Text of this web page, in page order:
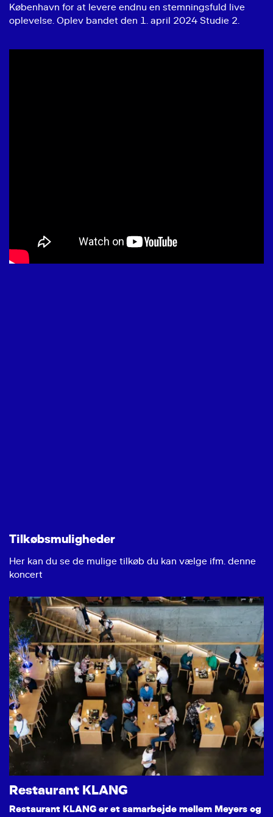
København for at levere endnu en stemningsfuld live
oplevelse. Oplev bandet den 1. april 2024 Studie 2.
Tilkøbsmuligheder
Her kan du se de mulige tilkøb du kan vælge ifm. denne
koncert
Restaurant KLANG
Restaurant KLANG er et samarbejde mellem Meyers og